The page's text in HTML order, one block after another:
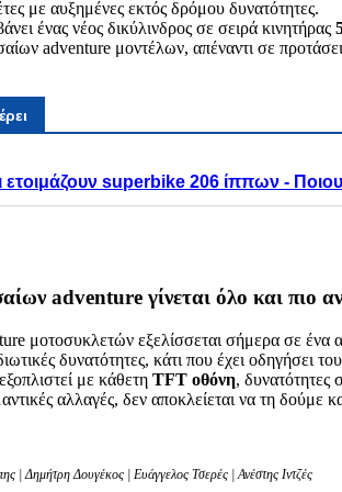
με αυξημένες εκτός δρόμου δυνατότητες.
ένας νέος δικύλινδρος σε σειρά κινητήρας
adventure μοντέλων, απέναντι σε
ετοιμάζουν superbike 206 ίππων -
adventure γίνεται όλο και πιο
μοτοσυκλετών εξελίσσεται σήμερα σε ένα
δυνατότητες, κάτι που έχει οδηγήσει
με κάθετη TFT οθόνη, δυνατότητες
αλλαγές, δεν αποκλείεται να τη
| Δημήτρη Δουγέκος | Ευάγγελος Τσερές | Ανέστης Ιντζές